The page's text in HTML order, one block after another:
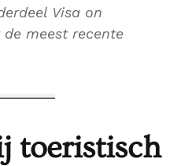
Visa on
meest recente
toeristisch